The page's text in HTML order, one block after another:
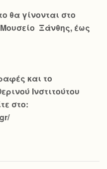
θα γίνονται στο
Ξάνθης, έως
και το
Ινστιτούτου
στο: